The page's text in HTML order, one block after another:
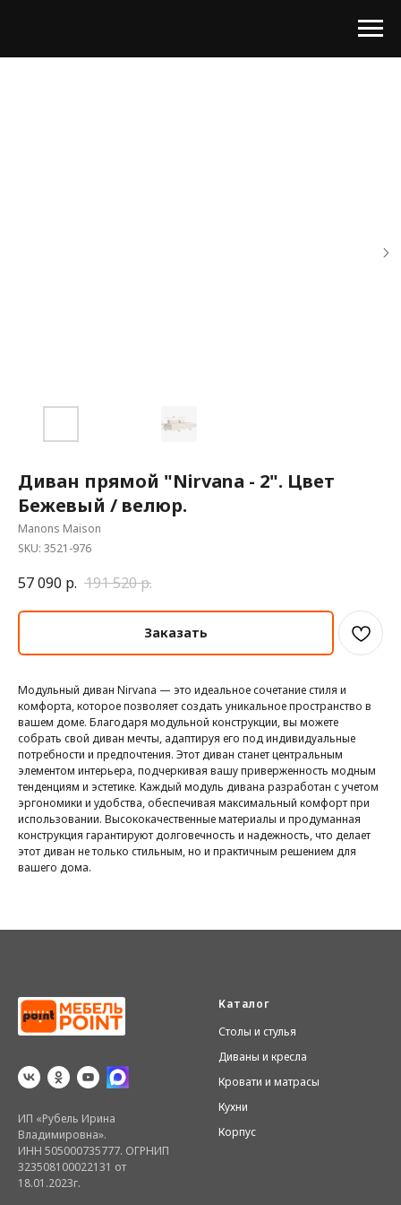
Диван прямой "Nirvana - 2". Цвет
Бежевый / велюр.
Manons Maison
SKU: 3521-976
57 090 р. 191 520р.
Заказать
Модульный диван Nirvana — это идеальное сочетание стиля и
комфорта, которое позволяет создать уникальное пространство в
вашем доме. Благодаря модульной конструкции, вы можете
собрать свой диван мечты, адаптируя его под индивидуальные
потребности и предпочтения. Этот диван станет центральным
элементом интерьера, подчеркивая вашу приверженность модным
тенденциям и эстетике. Каждый модуль дивана разработан с учетом
эргономики и удобства, обеспечивая максимальный комфорт при
использовании. Высококачественные материалы и продуманная
конструкция гарантируют долговечность и надежность, что делает
этот диван не только стильным, но и практичным решением для
вашего дома.
ИП «Рубель Ирина
Владимировна».
ИНН 505000735777. ОГРНИП
323508100022131 от
18.01.2023г.
Каталог
Столы и стулья
Диваны и кресла
Кровати и матрасы
Кухни
Корпус